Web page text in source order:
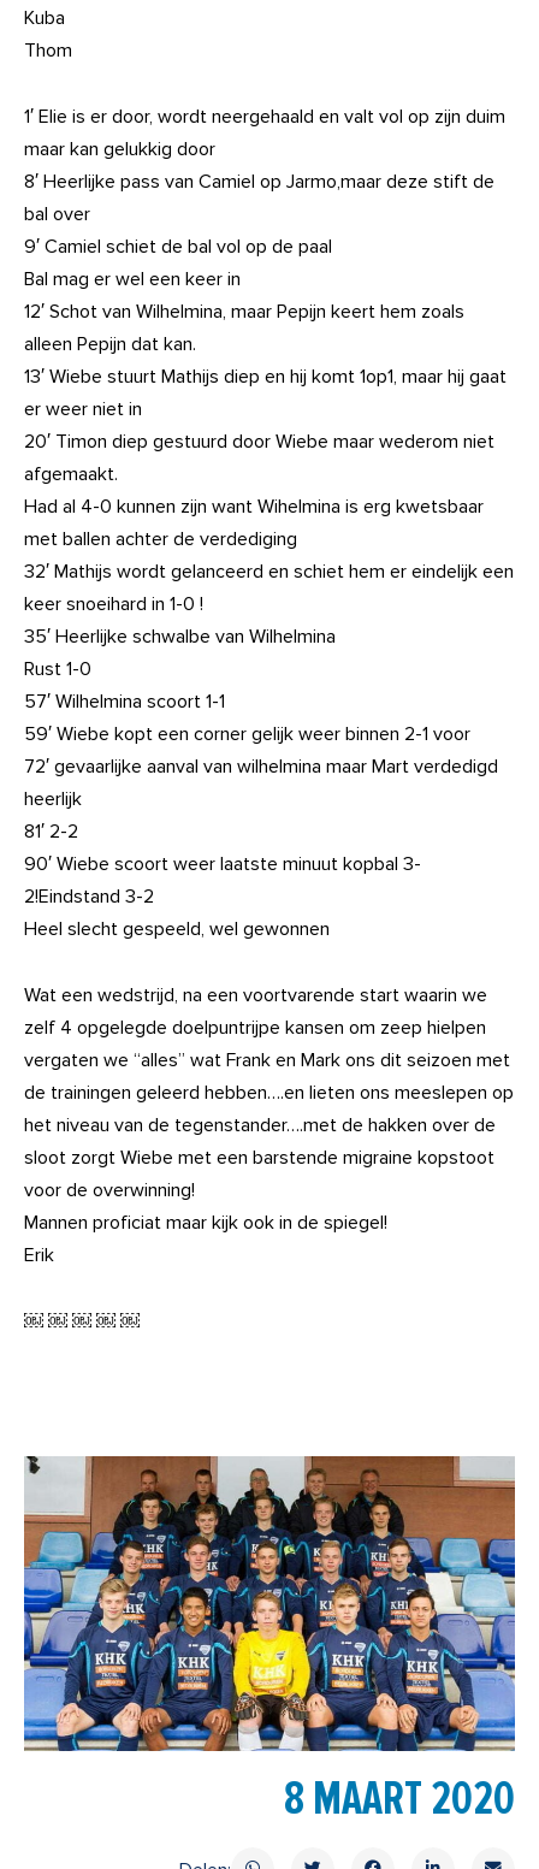
Kuba
Thom
1′ Elie is er door, wordt neergehaald en valt vol op zijn duim
maar kan gelukkig door
8′ Heerlijke pass van Camiel op Jarmo,maar deze stift de
bal over
9′ Camiel schiet de bal vol op de paal
Bal mag er wel een keer in
12′ Schot van Wilhelmina, maar Pepijn keert hem zoals
alleen Pepijn dat kan.
13′ Wiebe stuurt Mathijs diep en hij komt 1op1, maar hij gaat
er weer niet in
20′ Timon diep gestuurd door Wiebe maar wederom niet
afgemaakt.
Had al 4-0 kunnen zijn want Wihelmina is erg kwetsbaar
met ballen achter de verdediging
32′ Mathijs wordt gelanceerd en schiet hem er eindelijk een
keer snoeihard in 1-0 !
35′ Heerlijke schwalbe van Wilhelmina
Rust 1-0
57′ Wilhelmina scoort 1-1
59′ Wiebe kopt een corner gelijk weer binnen 2-1 voor
72′ gevaarlijke aanval van wilhelmina maar Mart verdedigd
heerlijk
81′ 2-2
90′ Wiebe scoort weer laatste minuut kopbal 3-
2!Eindstand 3-2
Heel slecht gespeeld, wel gewonnen
Wat een wedstrijd, na een voortvarende start waarin we
zelf 4 opgelegde doelpuntrijpe kansen om zeep hielpen
vergaten we “alles” wat Frank en Mark ons dit seizoen met
de trainingen geleerd hebben….en lieten ons meeslepen op
het niveau van de tegenstander….met de hakken over de
sloot zorgt Wiebe met een barstende migraine kopstoot
voor de overwinning!
Mannen proficiat maar kijk ook in de spiegel!
Erik
￼ ￼ ￼ ￼ ￼
8 MAART 2020